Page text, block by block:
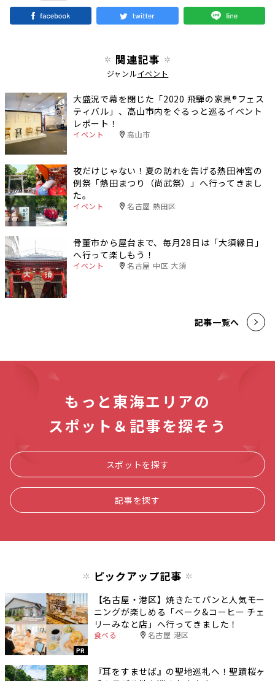
関連記事
ジャンルイベント
大盛況で幕を閉じた「2020 飛騨の家具®️フェス
ティバル」、高山市内をぐるっと巡るイベント
レポート！
イベント 高山市
夜だけじゃない！夏の訪れを告げる熱田神宮の
例祭「熱田まつり（尚武祭）」へ行ってきまし
た。
イベント 名古屋 熱田区
骨董市から屋台まで、毎月28日は「大須縁日」
へ行って楽しもう！
イベント 名古屋 中区 大須
記事一覧へ
もっと東海エリアの
スポット＆記事を探そう
スポットを探す
記事を探す
ピックアップ記事
PR
【名古屋・港区】焼きたてパンと人気モー
ニングが楽しめる「ベーク&コーヒー チェ
リーみなと店」へ行ってきました！
食べる 名古屋 港区
『耳をすませば』の聖地巡礼へ！聖蹟桜ヶ